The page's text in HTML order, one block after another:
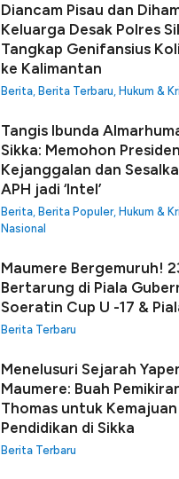
Diancam Pisau dan
Keluarga Desak Polres
Tangkap Genifansius
ke Kalimantan
Berita, Berita Terbaru, Hukum &
Tangis Ibunda
Sikka: Memohon
Kejanggalan dan
APH jadi ‘Intel’
Berita, Berita Populer, Hukum &
Nasional
Maumere Bergemuruh!
Bertarung di Piala
Soeratin Cup U -17 &
Berita Terbaru
Menelusuri Sejarah
Maumere: Buah
Thomas untuk Kemajuan
Pendidikan di Sikka
Berita Terbaru